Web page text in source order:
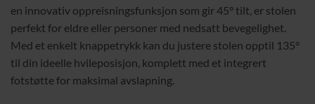
en innovativ oppreisningsfunksjon som gir 45° tilt, er stolen
perfekt for eldre eller personer med nedsatt bevegelighet.
Med et enkelt knappetrykk kan du justere stolen opptil 135°
til din ideelle hvileposisjon, komplett med et integrert
fotstøtte for maksimal avslapning.